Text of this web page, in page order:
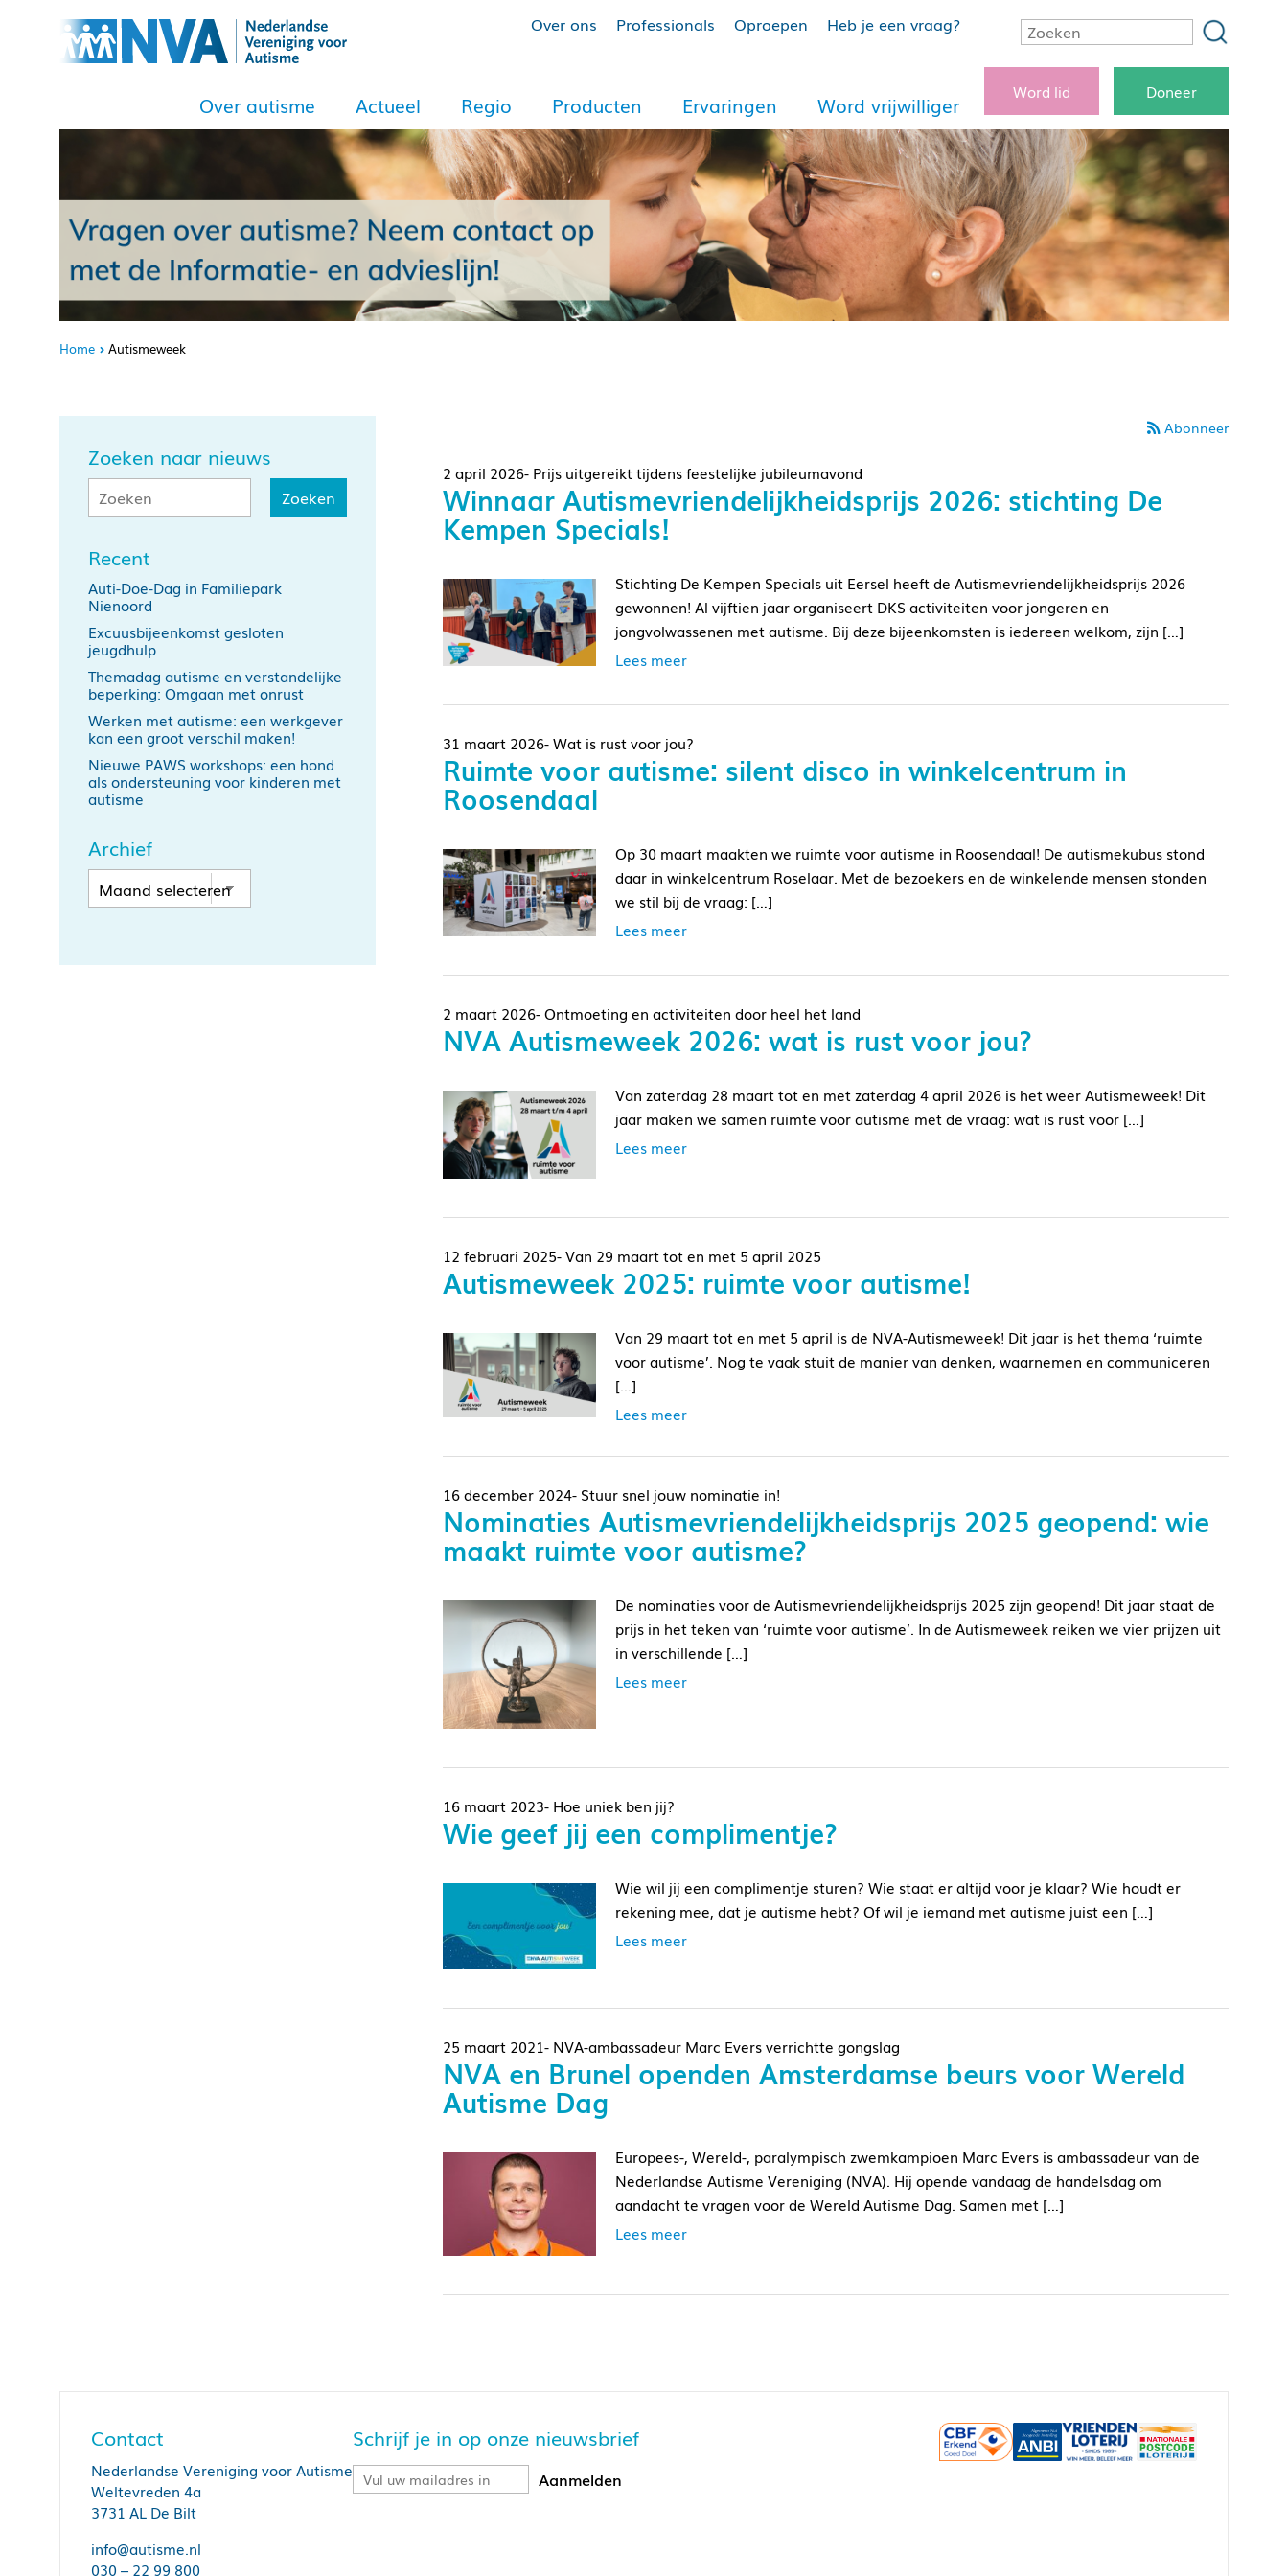
Over ons Professionals Oproepen Heb je een vraag?
Over autisme Actueel Regio Producten Ervaringen Word vrijwilliger
Word lid Doneer
Home Autismeweek
Zoeken naar nieuws
Recent
Auti-Doe-Dag in Familiepark
Nienoord
Excuusbijeenkomst gesloten
jeugdhulp
Themadag autisme en verstandelijke
beperking: Omgaan met onrust
Werken met autisme: een werkgever
kan een groot verschil maken!
Nieuwe PAWS workshops: een hond
als ondersteuning voor kinderen met
autisme
Archief
Abonneer
2 april 2026- Prijs uitgereikt tijdens feestelijke jubileumavond
Winnaar Autismevriendelijkheidsprijs 2026: stichting De
Kempen Specials!
Stichting De Kempen Specials uit Eersel heeft de Autismevriendelijkheidsprijs 2026
gewonnen! Al vijftien jaar organiseert DKS activiteiten voor jongeren en
jongvolwassenen met autisme. Bij deze bijeenkomsten is iedereen welkom, zijn […]
Lees meer
31 maart 2026- Wat is rust voor jou?
Ruimte voor autisme: silent disco in winkelcentrum in
Roosendaal
Op 30 maart maakten we ruimte voor autisme in Roosendaal! De autismekubus stond
daar in winkelcentrum Roselaar. Met de bezoekers en de winkelende mensen stonden
we stil bij de vraag: […]
Lees meer
2 maart 2026- Ontmoeting en activiteiten door heel het land
NVA Autismeweek 2026: wat is rust voor jou?
Van zaterdag 28 maart tot en met zaterdag 4 april 2026 is het weer Autismeweek! Dit
jaar maken we samen ruimte voor autisme met de vraag: wat is rust voor […]
Lees meer
12 februari 2025- Van 29 maart tot en met 5 april 2025
Autismeweek 2025: ruimte voor autisme!
Van 29 maart tot en met 5 april is de NVA-Autismeweek! Dit jaar is het thema ‘ruimte
voor autisme’. Nog te vaak stuit de manier van denken, waarnemen en communiceren
[…]
Lees meer
16 december 2024- Stuur snel jouw nominatie in!
Nominaties Autismevriendelijkheidsprijs 2025 geopend: wie
maakt ruimte voor autisme?
De nominaties voor de Autismevriendelijkheidsprijs 2025 zijn geopend! Dit jaar staat de
prijs in het teken van ‘ruimte voor autisme’. In de Autismeweek reiken we vier prijzen uit
in verschillende […]
Lees meer
16 maart 2023- Hoe uniek ben jij?
Wie geef jij een complimentje?
Wie wil jij een complimentje sturen? Wie staat er altijd voor je klaar? Wie houdt er
rekening mee, dat je autisme hebt? Of wil je iemand met autisme juist een […]
Lees meer
25 maart 2021- NVA-ambassadeur Marc Evers verrichtte gongslag
NVA en Brunel openden Amsterdamse beurs voor Wereld
Autisme Dag
Europees-, Wereld-, paralympisch zwemkampioen Marc Evers is ambassadeur van de
Nederlandse Autisme Vereniging (NVA). Hij opende vandaag de handelsdag om
aandacht te vragen voor de Wereld Autisme Dag. Samen met […]
Lees meer
Contact
Nederlandse Vereniging voor Autisme
Weltevreden 4a
3731 AL De Bilt
info@autisme.nl
030 – 22 99 800
Schrijf je in op onze nieuwsbrief